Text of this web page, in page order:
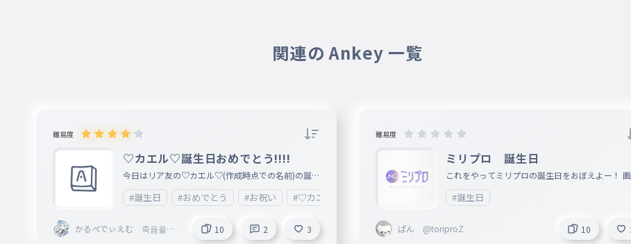
関連の Ankey 一覧
難易度
♡カエル♡誕生日おめでとう!!!!
今日はリア友の♡カエル♡(作成時点での名前)の誕生
日です!! 祝うぞぉぉぉ!!!!!!
#誕生日 #おめでとう #お祝い #♡カエル♡
かるぺでぃえむ 죽음을잊
10 2 3
難易度
ミリプロ 誕生日
これをやってミリプロの誕生日をおぼえよー！ 画像
公式サイト
#誕生日
ぱん @toriproZ 10